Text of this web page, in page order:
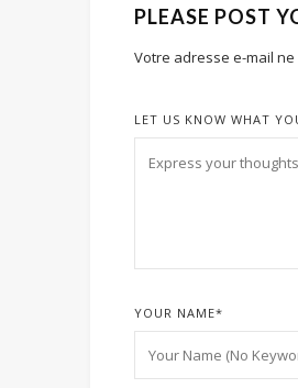
PLEASE POST
Votre adresse e-mail
LET US KNOW WHAT
YOUR NAME*